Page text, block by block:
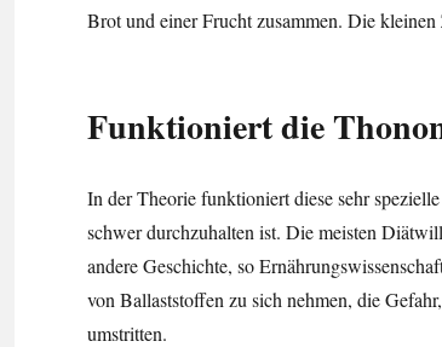
Brot und einer Frucht zusammen. Die
Funktioniert die
In der Theorie funktioniert diese sehr
schwer durchzuhalten ist. Die meisten
andere Geschichte, so
von Ballaststoffen zu sich nehmen, die
umstritten.